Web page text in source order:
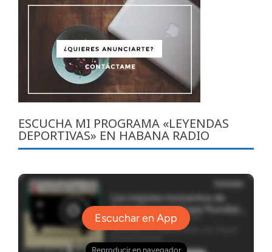
ESCUCHA MI PROGRAMA «LEYENDAS
DEPORTIVAS» EN HABANA RADIO